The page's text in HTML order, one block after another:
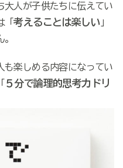
人が子供たちに伝えてい
「考えることは楽しい」
楽しめる内容になってい
５分で論理的思考力ドリ